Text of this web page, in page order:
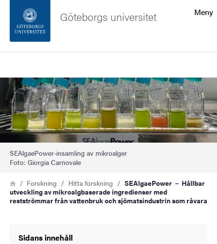
Sidfoten
Om webbplatsen
Meny
Göteborgs universitet
Bild
SEAlgaePower-insamling av mikroalger
Foto: Giorgia Carnovale
Länkstig
HemForskning Hitta forskning
SEAlgaePower － Hållbar
utveckling av mikroalgbaserade ingredienser med
restströmmar från vattenbruk och sjömatsindustrin som råvara
Sidans innehåll